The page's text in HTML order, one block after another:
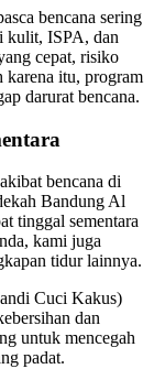
bencana sering
kulit, ISPA, dan
cepat, risiko
karena itu, program
darurat bencana.
bencana di
Bandung Al
tinggal sementara
kami juga
tidur lainnya.
Cuci Kakus)
dan
untuk mencegah
padat.